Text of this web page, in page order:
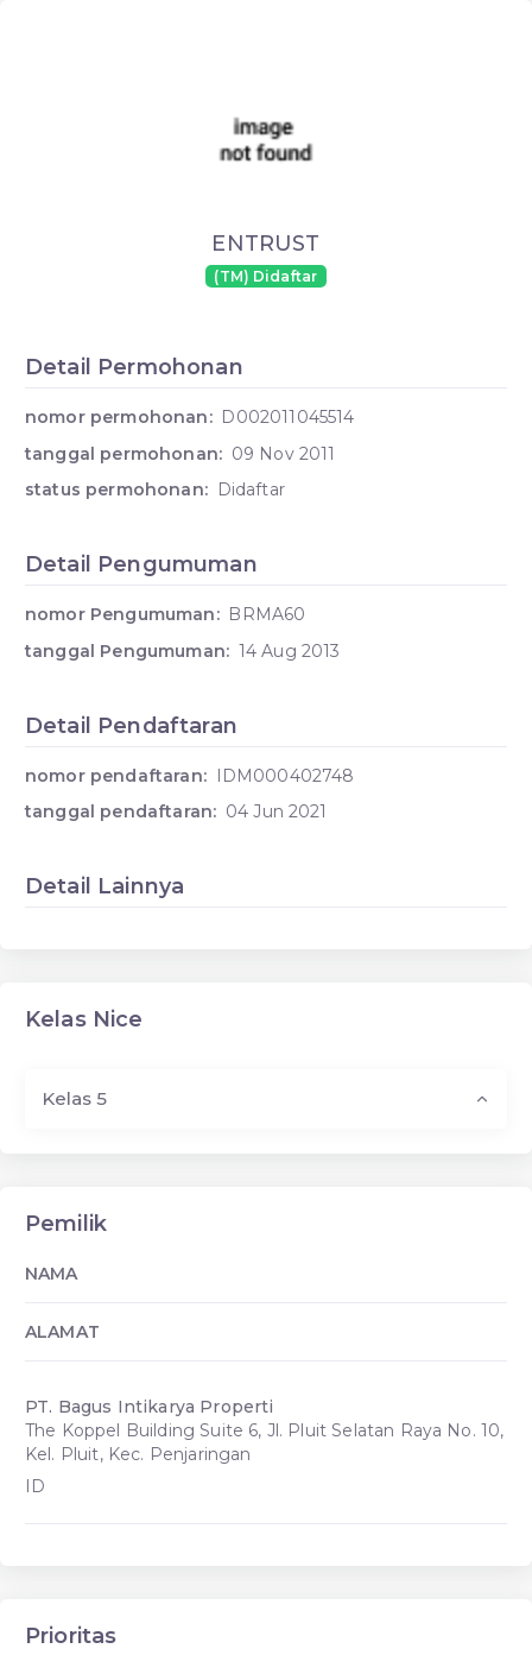
ENTRUST
(TM) Didaftar
Detail Permohonan
nomor permohonan: D002011045514
tanggal permohonan: 09 Nov 2011
status permohonan: Didaftar
Detail Pengumuman
nomor Pengumuman: BRMA60
tanggal Pengumuman: 14 Aug 2013
Detail Pendaftaran
nomor pendaftaran: IDM000402748
tanggal pendaftaran: 04 Jun 2021
Detail Lainnya
Kelas Nice
Kelas 5
Pemilik
NAMA
ALAMAT
PT. Bagus Intikarya Properti
The Koppel Building Suite 6, Jl. Pluit Selatan Raya No. 10,
Kel. Pluit, Kec. Penjaringan
ID
Prioritas